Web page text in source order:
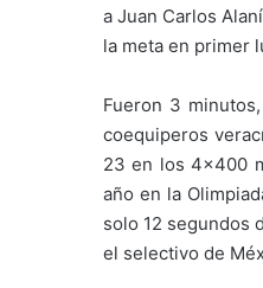
a Juan Carlos
la meta en primer
Fueron 3
coequiperos
23 en los 4×400
año en la
solo 12 segundos
el selectivo de